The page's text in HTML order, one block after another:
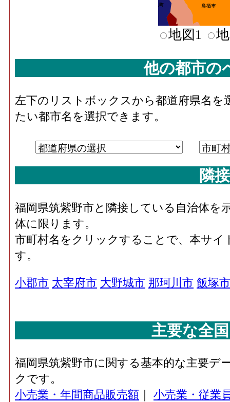
地図1
他の都市の
左下のリストボックスから都道府県名
たい都市名を選択できます。
隣
福岡県筑紫野市と隣接している自治体を
体に限ります。
市町村名をクリックすることで、本サ
す。
小郡市 太宰府市 大野城市 那珂川市 飯塚市
主要な全
福岡県筑紫野市に関する基本的な主要デ
クです。
小売業・年間商品販売額 ｜ 小売業・従業